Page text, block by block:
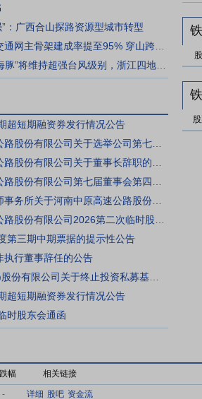
”：广西合山探路资源型城市转型
超短期融资券发行情况公告
第三期中期票据的提示性公告
执行董事辞任的公告
超短期融资券发行情况公告
时股东会通函
幅 相关链接
- 详细 股吧 资金流